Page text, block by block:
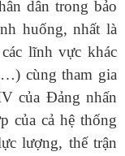
dân trong bảo
huống, nhất là
lĩnh vực khác
cùng tham gia
của Đảng nhấn
của cả hệ thống
lượng, thế trận